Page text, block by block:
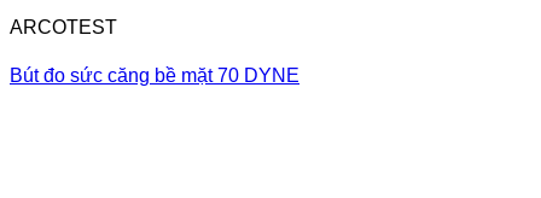
ARCOTEST
Bút đo sức căng bề mặt 70 DYNE